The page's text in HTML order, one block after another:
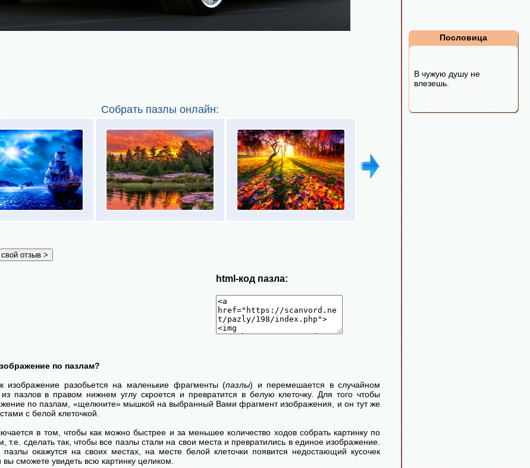
Собрать пазлы онлайн:
html-код пазла:
по пазлам?
изображение разобьется на маленькие фрагменты (пазлы) и перемешается в случайном
пазлов в правом нижнем углу скроется и превратится в белую клеточку. Для того чтобы
по пазлам, «щелкните» мышкой на выбранный Вами фрагмент изображения, и он тут же
с белой клеточкой.
в том, чтобы как можно быстрее и за меньшее количество ходов собрать картинку по
т.е. сделать так, чтобы все пазлы стали на свои места и превратились в единое изображение.
пазлы окажутся на своих местах, на месте белой клеточки появится недостающий кусочек
сможете увидеть всю картинку целиком.
Пословица
В чужую душу не
влезешь.